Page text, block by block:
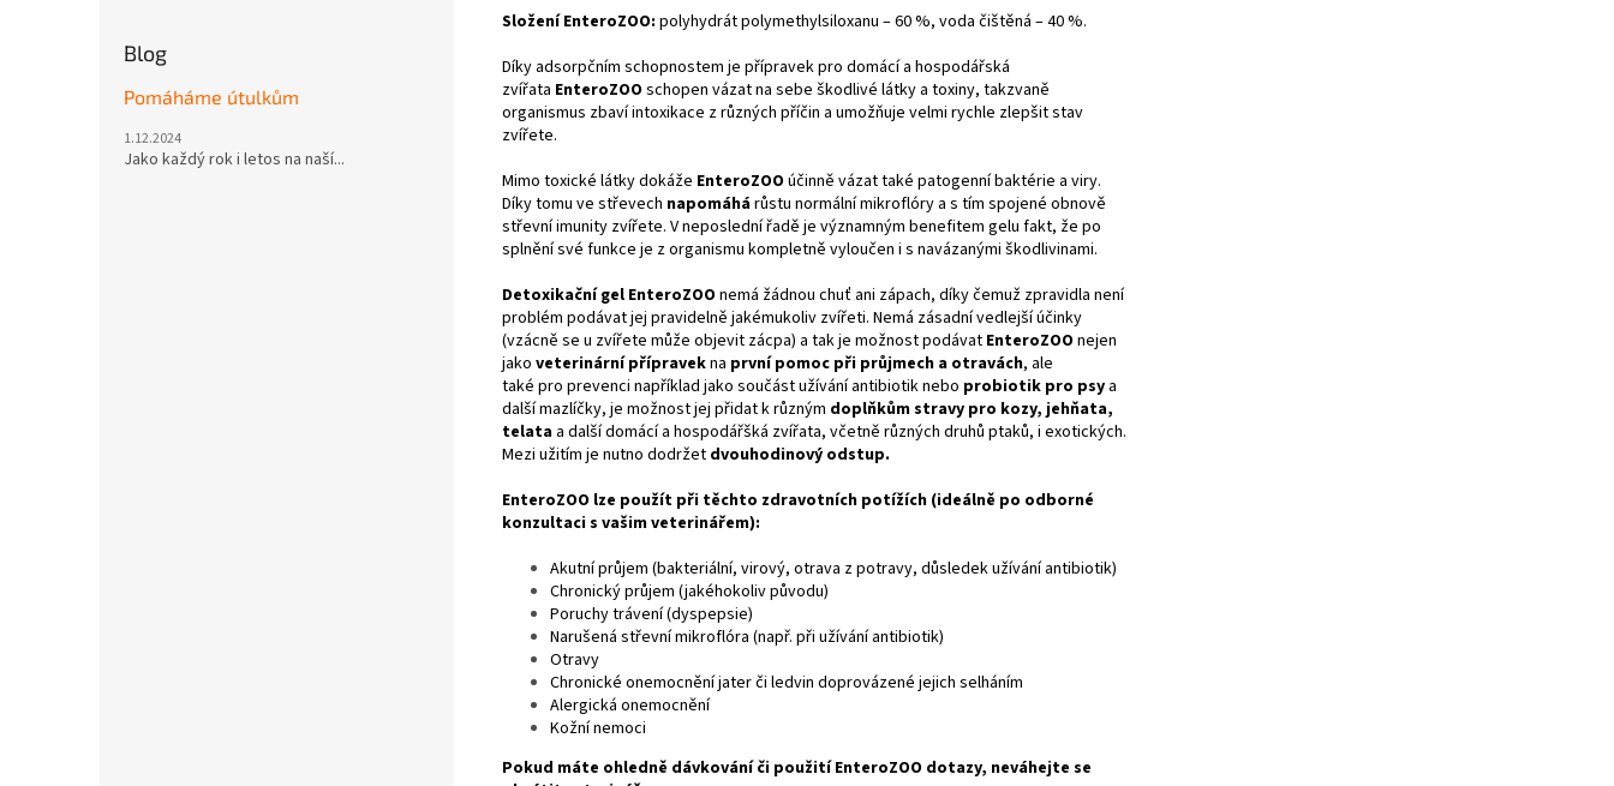
Blog
Pomáháme útulkům
1.12.2024
Jako každý rok i letos na naší...
Složení EnteroZOO: polyhydrát polymethylsiloxanu – 60 %, voda čištěná – 40 %.
Díky adsorpčním schopnostem je přípravek pro domácí a hospodářská
zvířata EnteroZOO schopen vázat na sebe škodlivé látky a toxiny, takzvaně
organismus zbaví intoxikace z různých příčin a umožňuje velmi rychle zlepšit stav
zvířete.
Mimo toxické látky dokáže EnteroZOO účinně vázat také patogenní baktérie a viry.
Díky tomu ve střevech napomáhárůstu normální mikroflóry a s tím spojené obnově
střevní imunity zvířete. V neposlední řadě je významným benefitem gelu fakt, že po
splnění své funkce je z organismu kompletně vyloučen i s navázanými škodlivinami.
Detoxikační gel EnteroZOO nemá žádnou chuť ani zápach, díky čemuž zpravidla není
problém podávat jej pravidelně jakémukoliv zvířeti. Nemá zásadní vedlejší účinky
(vzácně se u zvířete může objevit zácpa) a tak je možnost podávat EnteroZOO nejen
jako veterinární přípravekna první pomoc při průjmech a otravách, ale
také pro prevenci například jako součást užívání antibiotik nebo probiotik pro psy a
další mazlíčky, je možnost jej přidat k různým doplňkům stravy pro kozy, jehňata,
telata a další domácí a hospodářšká zvířata, včetně různých druhů ptaků, i exotických.
Mezi užitím je nutno dodržet dvouhodinový odstup.
EnteroZOO lze použít při těchto zdravotních potížích (ideálně po odborné
konzultaci s vašim veterinářem):
Akutní průjem (bakteriální, virový, otrava z potravy, důsledek užívání antibiotik)
Chronický průjem (jakéhokoliv původu)
Poruchy trávení (dyspepsie)
Narušená střevní mikroflóra (např. při užívání antibiotik)
Otravy
Chronické onemocnění jater či ledvin doprovázené jejich selháním
Alergická onemocnění
Kožní nemoci
Pokud máte ohledně dávkování či použití EnteroZOO dotazy, neváhejte se